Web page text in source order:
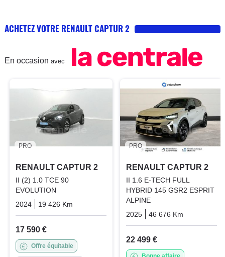
ACHETEZ VOTRE RENAULT CAPTUR 2
En occasion avec
PRO
RENAULT CAPTUR 2
II (2) 1.0 TCE 90
EVOLUTION
2024
19 426 Km Essence
17 590 €
Offre équitable
PRO
RENAULT CAPTUR 2
II 1.6 E-TECH FULL
HYBRID 145 GSR2 ESPRIT
ALPINE
2025
46 676 Km
22 499 €